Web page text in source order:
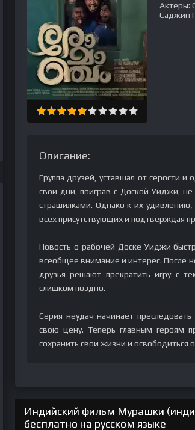
Актеры:
Саджин
Описание:
Группа друзей, уставшая от серости
свои дни, поиграв с Доской Уиджи,
страшилками. Однако к их
всех присутствующих и подтверждая
Новость о рабочей Доске Уиджи
всеобщее внимание и интерес. После
друзья решают прекратить игру с
слишком поздно.
Серия неудач начинает
свою цену. Теперь главным героям
сохранить свои жизни и освободиться
Индийский фильм Мурашки
бесплатно на русском языке